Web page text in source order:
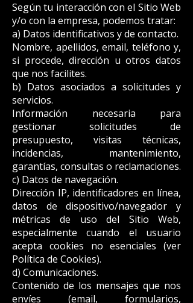
Según tu interacción con el Sitio Web
y/o con la empresa, podemos tratar:
a) Datos identificativos y de contacto.
Nombre, apellidos, email, teléfono y,
si procede, dirección u otros datos
que nos facilites.
b) Datos asociados a solicitudes y
servicios.
Información necesaria para
gestionar solicitudes de
presupuesto, visitas técnicas,
incidencias, mantenimiento,
garantías, consultas o reclamaciones.
c) Datos de navegación.
Dirección IP, identificadores en línea,
datos de dispositivo/navegador y
métricas de uso del Sitio Web,
especialmente cuando el usuario
acepta cookies no esenciales (ver
Política de Cookies).
d) Comunicaciones.
Contenido de los mensajes que nos
envíes (email, formularios,